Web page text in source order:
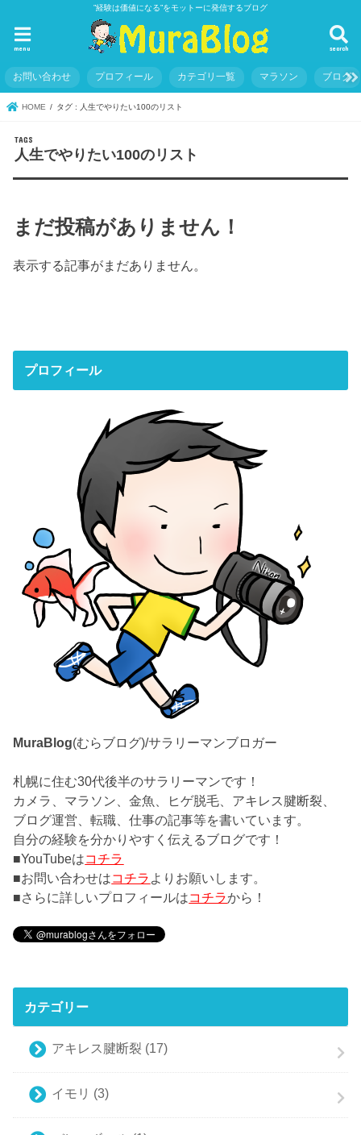
”経験は価値になる”をモットーに発信するブログ
search
menu
お問い合わせ プロフィール カテゴリ一覧 マラソン ブログ
HOME タグ : 人生でやりたい100のリスト
人生でやりたい100のリスト
まだ投稿がありません！
表示する記事がまだありません。
プロフィール
MuraBlog(むらブログ)/サラリーマンブロガー
札幌に住む30代後半のサラリーマンです！
カメラ、マラソン、金魚、ヒゲ脱毛、アキレス腱断裂、
ブログ運営、転職、仕事の記事等を書いています。
自分の経験を分かりやすく伝えるブログです！
■YouTubeはコチラ
■お問い合わせはコチラ よりお願いします。
■さらに詳しいプロフィールはコチラから！
カテゴリー
アキレス腱断裂 (17)
イモリ (3)